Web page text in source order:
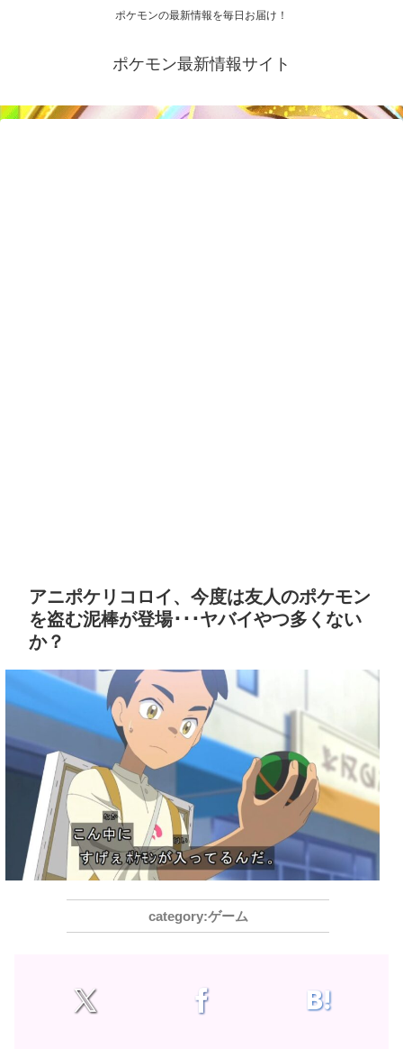
ポケモンの最新情報を毎日お届け！
ポケモン最新情報サイト
アニポケリコロイ、今度は友人のポケモン
を盗む泥棒が登場･･･ヤバイやつ多くない
か？
ゲーム